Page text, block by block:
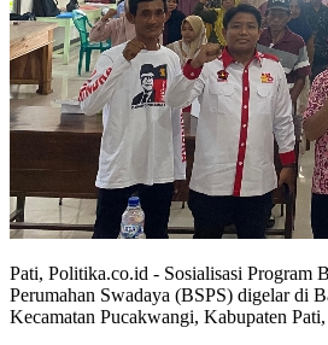
Pati, Politika.co.id - Sosialisasi Program
Perumahan Swadaya (BSPS) digelar di
Kecamatan Pucakwangi, Kabupaten